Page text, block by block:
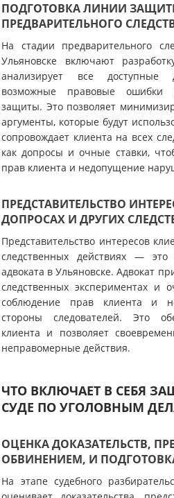
ПОДГОТОВКА ЛИНИИ
ПРЕДВАРИТЕЛЬНОГО
На стадии предварительного
Ульяновске включают
анализирует все доступные
возможные правовые ошибки
защиты. Это позволяет
аргументы, которые будут
сопровождает клиента на всех
как допросы и очные ставки,
прав клиента и недопущение
ПРЕДСТАВИТЕЛЬСТВО
ДОПРОСАХ И ДРУГИХ
Представительство интересов
следственных действиях —
адвоката в Ульяновске. Адвокат
следственных экспериментах и
соблюдение прав клиента и
стороны следователей. Это
клиента и позволяет
неправомерные действия.
ЧТО ВКЛЮЧАЕТ В СЕБЯ
СУДЕ ПО УГОЛОВНЫМ
ОЦЕНКА ДОКАЗАТЕЛЬСТВ,
ОБВИНЕНИЕМ, И
На этапе судебного